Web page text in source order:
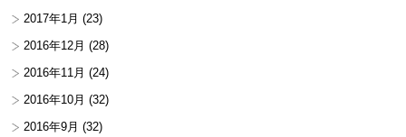
2017年1月 (23)
2016年12月 (28)
2016年11月 (24)
2016年10月 (32)
2016年9月 (32)